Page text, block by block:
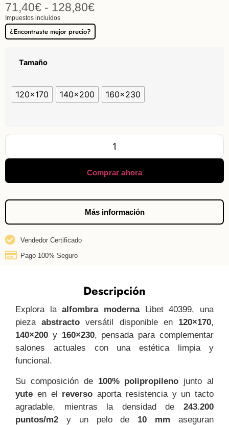
71,40€ - 128,80€
Impuestos incluidos
¿Encontraste mejor precio?
Tamaño
120x170 140x200 160x230
Comprar ahora
Más información
Vendedor Certificado
Pago 100% Seguro
Descripción
Explora laalfombra modernaLibet 40399, una
piezaabstracto versátil disponible en 120×170,
140×200 y 160×230, pensada para complementar
salones actuales con una estética limpia y
funcional.
Su composición de 100% polipropileno junto al
yute en el reverso aporta resistencia y un tacto
agradable, mientras la densidad de 243.200
puntos/m2 y un pelo de 10 mm aseguran